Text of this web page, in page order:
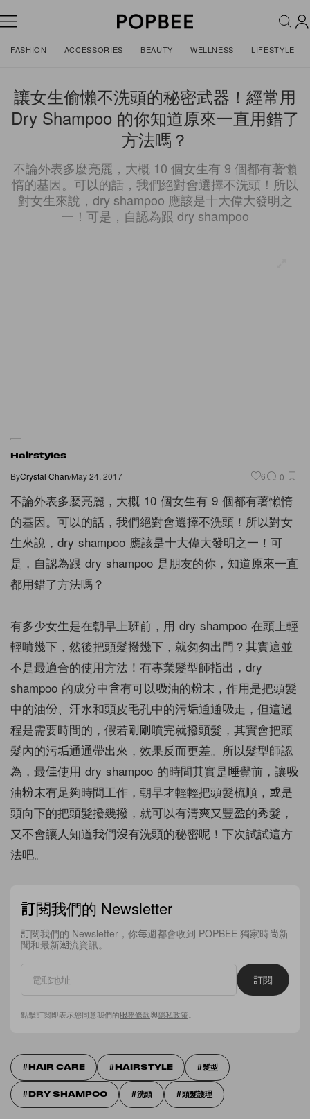
FASHION ACCESSORIES BEAUTY WELLNESS LIFESTYLE
讓女生偷懶不洗頭的秘密武器！經常用
Dry Shampoo 的你知道原來一直用錯了
方法嗎？
不論外表多麼亮麗，大概 10 個女生有 9 個都有著懶
惰的基因。可以的話，我們絕對會選擇不洗頭！所以
對女生來說，dry shampoo 應該是十大偉大發明之
一！可是，自認為跟 dry shampoo
Hairstyles
ByCrystal Chan/May 24, 2017 6 0
不論外表多麼亮麗，大概 10 個女生有 9 個都有著懶惰
的基因。可以的話，我們絕對會選擇不洗頭！所以對女
生來說，dry shampoo 應該是十大偉大發明之一！可
是，自認為跟 dry shampoo 是朋友的你，知道原來一直
都用錯了方法嗎？
有多少女生是在朝早上班前，用 dry shampoo 在頭上輕
輕噴幾下，然後把頭髮撥幾下，就匆匆出門？其實這並
不是最適合的使用方法！有專業髮型師指出，dry
shampoo 的成分中含有可以吸油的粉末，作用是把頭髮
中的油份、汗水和頭皮毛孔中的污垢通通吸走，但這過
程是需要時間的，假若剛剛噴完就撥頭髮，其實會把頭
髮內的污垢通通帶出來，效果反而更差。所以髮型師認
為，最佳使用 dry shampoo 的時間其實是睡覺前，讓吸
油粉末有足夠時間工作，朝早才輕輕把頭髮梳順，或是
頭向下的把頭髮撥幾撥，就可以有清爽又豐盈的秀髮，
又不會讓人知道我們沒有洗頭的秘密呢！下次試試這方
法吧。
訂閱我們的 Newsletter
訂閱我們的 Newsletter，你每週都會收到 POPBEE 獨家時尚新
聞和最新潮流資訊。
訂閱
點擊訂閱即表示您同意我們的服務條款與隱私政策
HAIR CARE HAIRSTYLE 髮型
DRY SHAMPOO 洗頭 頭髮護理